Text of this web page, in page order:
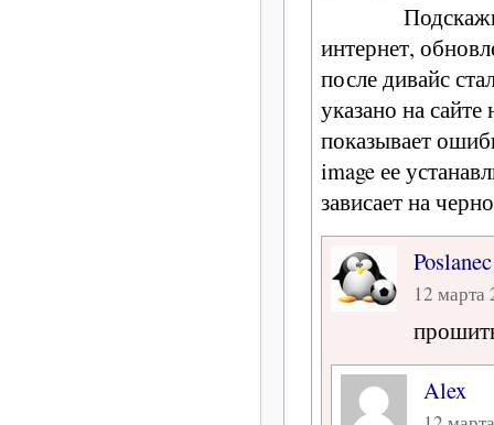
интернет,
после дивайс
указано на
показывает
image ее
зависает на
Poslanec
12 марта
Alex